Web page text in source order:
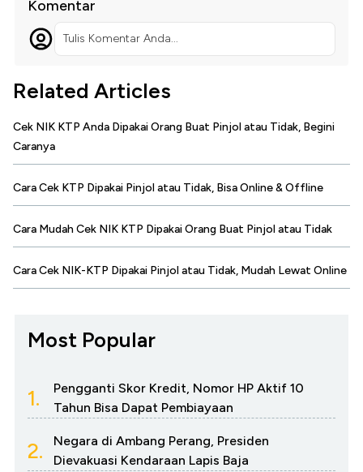
Komentar
Tulis Komentar Anda...
Related Articles
Cek NIK KTP Anda Dipakai Orang Buat Pinjol atau Tidak, Begini
Caranya
Cara Cek KTP Dipakai Pinjol atau Tidak, Bisa Online & Offline
Cara Mudah Cek NIK KTP Dipakai Orang Buat Pinjol atau Tidak
Cara Cek NIK-KTP Dipakai Pinjol atau Tidak, Mudah Lewat Online
Most Popular
1.
Pengganti Skor Kredit, Nomor HP Aktif 10
Tahun Bisa Dapat Pembiayaan
2.
Negara di Ambang Perang, Presiden
Dievakuasi Kendaraan Lapis Baja